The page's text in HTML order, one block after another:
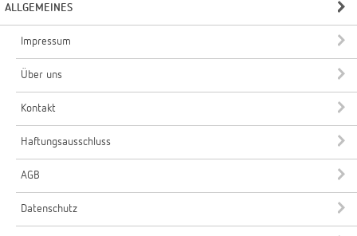
ALLGEMEINES
Impressum
Über uns
Kontakt
Haftungsausschluss
AGB
Datenschutz